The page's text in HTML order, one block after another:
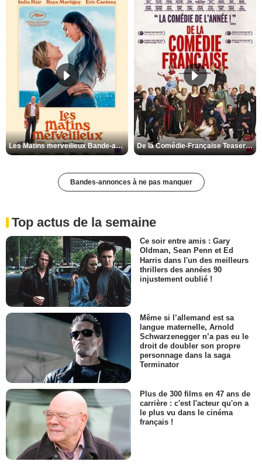
Les Matins merveilleux Bande-annonce VF De la Comédie-Française Teaser VF
Bandes-annonces à ne pas manquer
Top actus de la semaine
Ce soir entre amis : Gary
Oldman, Sean Penn et Ed
Harris dans l'un des meilleurs
thrillers des années 90
injustement oublié !
Même si l’allemand est sa
langue maternelle, Arnold
Schwarzenegger n’a pas eu le
droit de doubler son propre
personnage dans la saga
Terminator
Plus de 300 films en 47 ans de
carrière : c'est l'acteur qu'on a
le plus vu dans le cinéma
français !